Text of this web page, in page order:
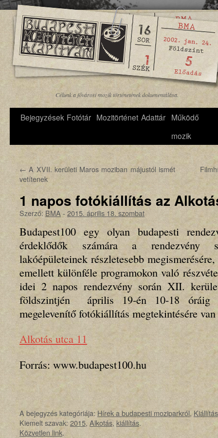
Célunk a fővárosi mozik történetének dokumentálása.
Bejegyzések Fotótár Mozitörténet Adattár Működő
mozik
← A XVII. kerületi Maros moziban májustól ismét
vetítenek
1 napos fotókiállítás az
Szerző: BMA -2015. április 18. szombat
Budapest100 egy olyan budapesti
érdeklődők számára a rendezvény
lakóépületeinek részletesebb
emellett különféle programokon való
idei 2 napos rendezvény során XII.
földszintjén április 19-én 10-18 óráig
megelevenítő fotókiállítás megtekintésére
Alkotás utca 11
Forrás: www.budapest100.hu
A bejegyzés kategóriája:Hírek a budapesti moziparkról,
Kiemelt szavak:2015,Alkotás, kiállítás.
Közvetlen link.